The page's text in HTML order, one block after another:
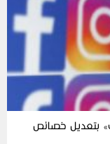
بتعديل خصائص